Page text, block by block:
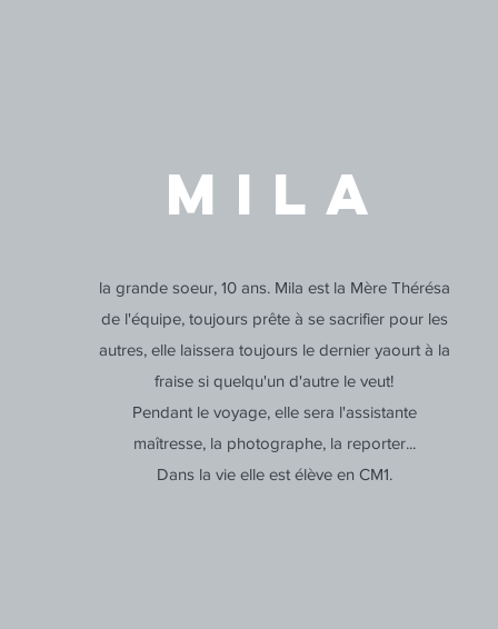
MILA
la grande soeur, 10 ans. Mila est la Mère Thérésa
de l'équipe, toujours prête à se sacrifier pour les
autres, elle laissera toujours le dernier yaourt à la
fraise si quelqu'un d'autre le veut!
Pendant le voyage, elle sera l'assistante
maîtresse, la photographe, la reporter...
Dans la vie elle est élève en CM1.